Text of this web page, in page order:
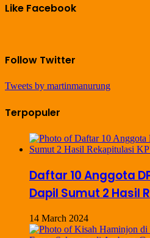
Like Facebook
Follow Twitter
Tweets by martinmanurung
Terpopuler
Daftar 10 Anggota
Dapil Sumut 2 Hasil
14 March 2024